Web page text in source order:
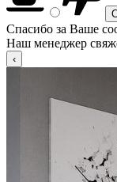
Спасибо за Ваше
Наш менеджер